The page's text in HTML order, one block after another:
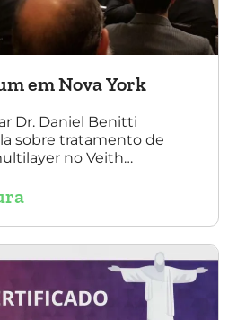
em Nova York
Dr. Daniel Benitti
sobre tratamento de
no Veith